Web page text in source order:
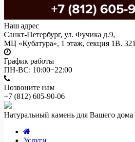
Наш адрес
Санкт-Петербург, ул. Фучика д.9,
МЦ «Кубатура», 1 этаж, секция 1В. 321
График работы
ПН-ВС: 10:00−22:00
Позвоните нам
+7 (812) 605-90-06
Натуральный камень для Вашего дома
Услуги